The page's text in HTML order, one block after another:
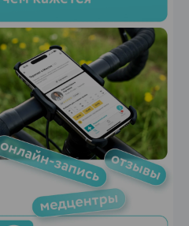
ЭФФЕКТИВНАЯ РЕКЛАМА НА САЙТЕ